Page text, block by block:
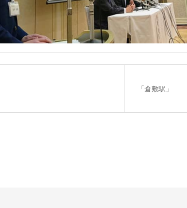
「倉敷駅」